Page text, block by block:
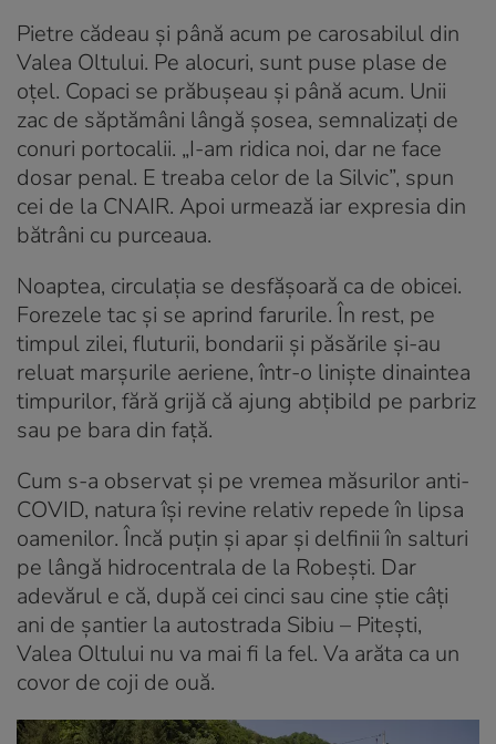
Pietre cădeau și până acum pe carosabilul din
Valea Oltului. Pe alocuri, sunt puse plase de
oțel. Copaci se prăbușeau și până acum. Unii
zac de săptămâni lângă șosea, semnalizați de
conuri portocalii. „I-am ridica noi, dar ne face
dosar penal. E treaba celor de la Silvic”, spun
cei de la CNAIR. Apoi urmează iar expresia din
bătrâni cu purceaua.
Noaptea, circulația se desfășoară ca de obicei.
Forezele tac și se aprind farurile. În rest, pe
timpul zilei, fluturii, bondarii și păsările și-au
reluat marșurile aeriene, într-o liniște dinaintea
timpurilor, fără grijă că ajung abțibild pe parbriz
sau pe bara din față.
Cum s-a observat și pe vremea măsurilor anti-
COVID, natura își revine relativ repede în lipsa
oamenilor. Încă puțin și apar și delfinii în salturi
pe lângă hidrocentrala de la Robești. Dar
adevărul e că, după cei cinci sau cine știe câți
ani de șantier la autostrada Sibiu – Pitești,
Valea Oltului nu va mai fi la fel. Va arăta ca un
covor de coji de ouă.